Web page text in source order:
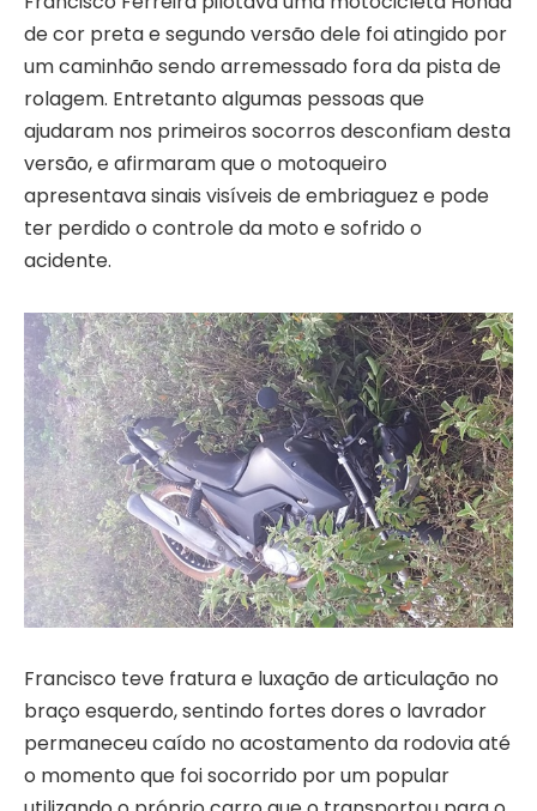
de cor preta e segundo versão dele foi atingido por
um caminhão sendo arremessado fora da pista de
rolagem. Entretanto algumas pessoas que
ajudaram nos primeiros socorros desconfiam desta
versão, e afirmaram que o motoqueiro
apresentava sinais visíveis de embriaguez e pode
ter perdido o controle da moto e sofrido o
acidente.
Francisco teve fratura e luxação de articulação no
braço esquerdo, sentindo fortes dores o lavrador
permaneceu caído no acostamento da rodovia até
o momento que foi socorrido por um popular